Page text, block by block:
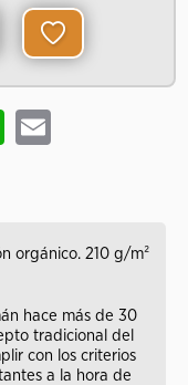
WhatsApp
Email
orgánico. 210 g/m²
hace más de 30
tradicional del
con los criterios
a la hora de